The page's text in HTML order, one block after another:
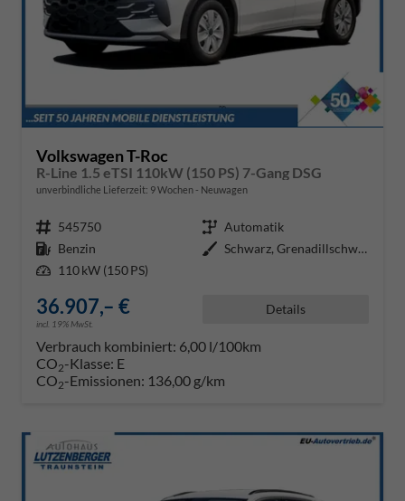
Volkswagen T-Roc
R-Line 1.5 eTSI 110kW (150 PS) 7-Gang DSG
unverbindliche Lieferzeit: 9 Wochen Neuwagen
Fahrzeugnr. 545750 Getriebe Automatik
Kraftstoff Benzin Außenfarbe
Schwarz, Grenadillschwarz Metall
Leistung 110 kW (150 PS)
36.907,– €
incl. 19% MwSt.
Details
Verbrauch kombiniert: 6,00 l/100km
CO2-Klasse: E
CO2-Emissionen: 136,00 g/km